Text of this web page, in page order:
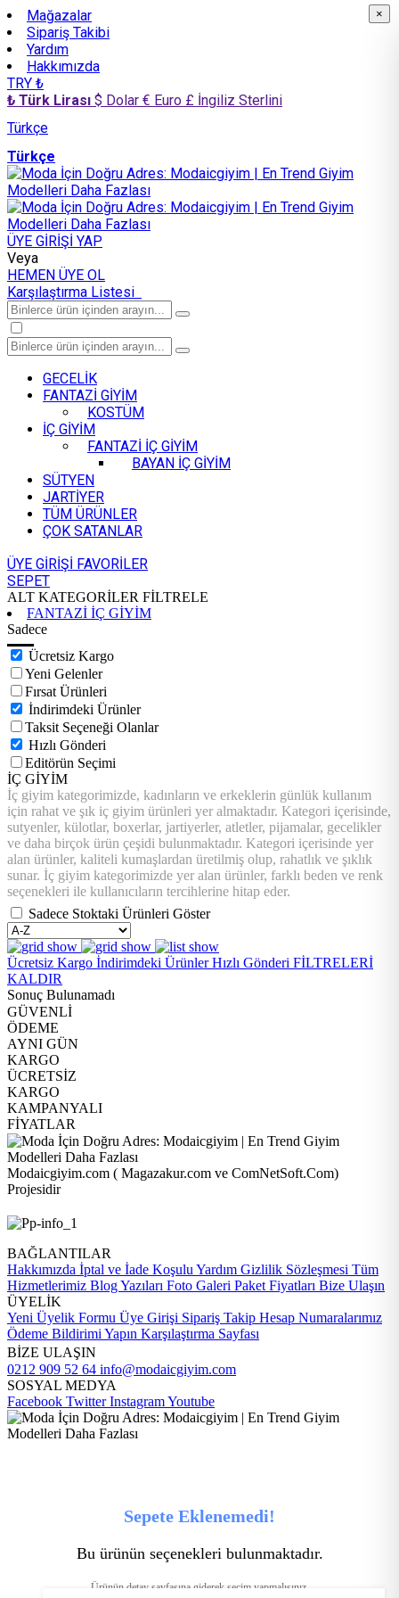
Mağazalar
Sipariş Takibi
Yardım
Hakkımızda
TRY ₺
₺ Türk Lirası $ Dolar € Euro £ İngiliz Sterlini
Türkçe
Türkçe
ÜYE GİRİŞİ YAP
Veya
HEMEN ÜYE OL
Karşılaştırma Listesi
GECELİK
FANTAZİ GİYİM
KOSTÜM
İÇ GİYİM
FANTAZİ İÇ GİYİM
BAYAN İÇ GİYİM
SÜTYEN
JARTİYER
TÜM ÜRÜNLER
ÇOK SATANLAR
ÜYE GİRİŞİ FAVORİLER
SEPET
ALT KATEGORİLER FİLTRELE
FANTAZİ İÇ GİYİM
Sadece
Ücretsiz Kargo
Yeni Gelenler
Fırsat Ürünleri
İndirimdeki Ürünler
Taksit Seçeneği Olanlar
Hızlı Gönderi
Editörün Seçimi
İÇ GİYİM
İç giyim kategorimizde, kadınların ve erkeklerin günlük kullanım
için rahat ve şık iç giyim ürünleri yer almaktadır. Kategori içerisinde,
sutyenler, külotlar, boxerlar, jartiyerler, atletler, pijamalar, gecelikler
ve daha birçok ürün çeşidi bulunmaktadır. Kategori içerisinde yer
alan ürünler, kaliteli kumaşlardan üretilmiş olup, rahatlık ve şıklık
sunar. İç giyim kategorimizde yer alan ürünler, farklı beden ve renk
seçenekleri ile kullanıcıların tercihlerine hitap eder.
Sadece Stoktaki Ürünleri Göster
Ücretsiz Kargo İndirimdeki ÜrünlerHızlı Gönderi FİLTRELERİ
KALDIR
Sonuç Bulunamadı
GÜVENLİ
ÖDEME
AYNI GÜN
KARGO
ÜCRETSİZ
KARGO
KAMPANYALI
FİYATLAR
Modaicgiyim.com ( Magazakur.com ve ComNetSoft.Com)
Projesidir
BAĞLANTILAR
Hakkımızda İptal ve İade Koşulu Yardım Gizlilik Sözleşmesi Tüm
Hizmetlerimiz Blog Yazıları Foto Galeri Paket Fiyatları Bize Ulaşın
ÜYELİK
Yeni Üyelik Formu Üye Girişi Sipariş Takip Hesap Numaralarımız
Ödeme Bildirimi Yapın Karşılaştırma Sayfası
BİZE ULAŞIN
0212 909 52 64 info@modaicgiyim.com
SOSYAL MEDYA
Facebook TwitterInstagramYoutube
×
Sepete Eklenemedi!
Bu ürünün seçenekleri bulunmaktadır.
Ürünün detay sayfasına giderek seçim yapmalısınız.
×